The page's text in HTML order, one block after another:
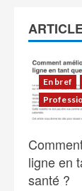
En bref
ligne en
santé ?